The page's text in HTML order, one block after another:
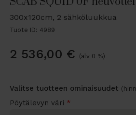
300x120cm, 2 sähköluukkua
Tuote ID: 4989
2 536,00 € (alv 0 %)
Valitse tuotteen ominaisuudet
Pöytälevyn väri *